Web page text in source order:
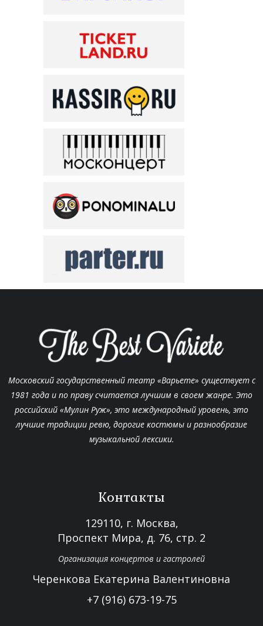
Московский государственный театр «Варьете» существует с
1981 года и по праву считается лучшим в своем жанре. Это
российский «Мулин Руж», это международный уровень, это
лучшие традиции ревю, дорогие костюмы и разнообразие
музыкальной лексики.
Контакты
129110, г. Москва,
Проспект Мира, д. 76, стр. 2
Организация концертов и гастролей
Черенкова Екатерина Валентиновна
+7 (916) 673-19-75